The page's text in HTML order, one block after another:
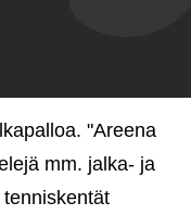
"Areena
mm. jalka- ja